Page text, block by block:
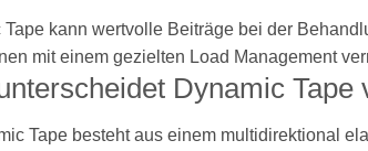
Tape kann wertvolle Beiträge bei der
mit einem gezielten Load Management
Dynamic Tape
Tape besteht aus einem multidirektional